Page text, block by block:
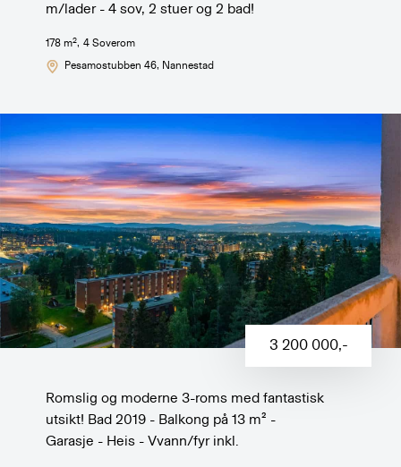
m/lader - 4 sov, 2 stuer og 2 bad!
178 m2, 4Soverom
Pesamostubben 46, Nannestad
3 200 000,-
Romslig og moderne 3-roms med fantastisk
utsikt! Bad 2019 - Balkong på 13 m² -
Garasje - Heis - Vvann/fyr inkl.